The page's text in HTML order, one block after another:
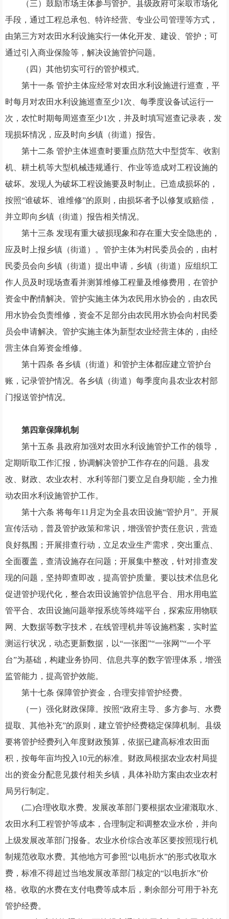
（三） 鼓励市场主体参与管护。县级政府可采取市场化
手段 ， 通过工程总承包 特许经营 专业公司管理等方式 ，
由第三方对农田水利设施实行一体化开发
建设 管护 ； 可
通过引入商业保险等 ， 解决设施管护问题。
（ 四 ） 其他切实可行的管护模式。
第十一条 管护主体应经常对农田水利设施进行巡查 ， 平
时每月对农田水利设施巡查至少1次
每季度设备试运行一
次 ， 农忙时期每周巡查至少1次 ， 并及时填写巡查记录表 ， 发
现损坏情况 ， 应及时向乡镇 （街道） 报告。
第十二条 管护主体巡查时要重点防范大中型货车
收割
机
耕土机等大型机械违规通行
作业等造成对工程设施的
破坏。发现人为破坏工程设施要及时制止。已造成损坏的 ，
按照“谁破坏 谁维修”的原则 ， 由损坏者予以修复或赔偿 ，
并立即向乡镇 （街道） 报告相关情况。
第十三条 发现有重大破损现象和存在重大安全隐患的 ，
应及时上报乡镇 （街道） 。管护主体为村民委员会的 ， 由村
民委员会向乡镇 （街道） 提出申请 ， 乡镇 （街道） 应组织工
作人员及时现场查看并测算维修工程量及维修费用 ， 在管护
资金中酌情解决。管护实施主体为农民用水协会的 ， 由农民
用水协会负责维修 ， 资金不足部分由农民用水协会向村民委
员会申请解决。管护实施主体为新型农业经营主体的 ， 由经
营主体自筹资金维修。
第十四条 各乡镇 （街道） 和管护主体都应建立管护台
账 ， 记录管护情况。各乡镇 （街道） 每季度向县农业农村部
门报送管护情况。
第四章保障机制
第十五条 县政府加强对农田水利设施管护工作的领导 ，
定期听取工作汇报 ， 协调解决管护工作存在的问题。县发
改
财政 农业农村 水利等部门要立足自身职能 ， 全力推
动农田水利设施管护工作。
第十六条 将每年11月定为全县农田设施“管护月”。开展
宣传活动 ， 普及管护政策和常识 ， 增强管护责任意识 ， 营造
良好氛围 ； 开展排查行动 ， 立足农业生产需求 ， 突出重点
全面覆盖 ， 查清设施存在问题 ； 开展集中整改 ， 针对排查发
现的问题 ， 坚持即查即改 ， 提高管护质量。要以技术信息化
促进管护现代化 ， 整合农田设施管护信息平合
用水用电监
管平合
农田设施问题举报系统等终端平台 ， 探索应用物联
网
大数据等数字技术 ， 在线管理机井等设施档案 ， 实时监
测运行状况 ， 动态更新数据 ， 以“一张图”“一张网”“一个平
台”为基础 ， 构建业务协同 信息共享的数字管理体系 ， 增强
监管能力 ， 提高管护效能。
第十七条 保障管护资金 ， 合理安排管护经费。
（一）强化财政保障。按照“政府主导、多方参与、水费
提取、其他补充”的原则，建立管护经费稳定保障机制。县级
要将管护经费列入年度财政预算，依据已建高标准农田面
积，按每年亩均投入10元的标准。财政局根据农业农村局提
出的资金分配意见拨付相关乡镇，具体补助方案由农业农村
局另行制定。
(二)合理收取水费。发展改革部门要根据农业灌溉取水、
农田水利工程管护等成本，合理制定和调整农业水价，并向
上级发展改革部门报备。 农业水价综合改革区要按照现行机
制规范收取水费。其他地方可参照“以电折水”的形式收取水
费 ， 标准不得超过当地发展改革部门核定的“以电折水”价
格。收取的水费在支付电费等成本后 ， 剩余部分可用于补充
管护经费。